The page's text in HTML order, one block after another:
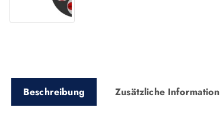
Beschreibung Zusätzliche Information